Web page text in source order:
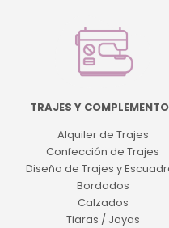
TRAJES Y
Alquiler de Trajes
Confección de Trajes
Diseño de Trajes y
Bordados
Calzados
Tiaras / Joyas